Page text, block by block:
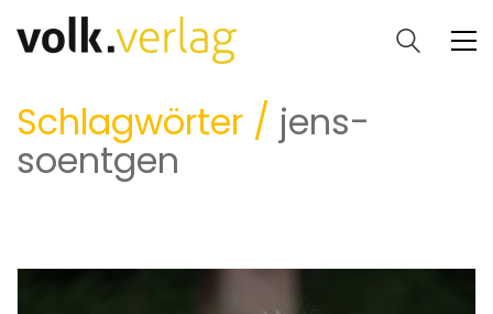
Schlagwörter / jens-
soentgen